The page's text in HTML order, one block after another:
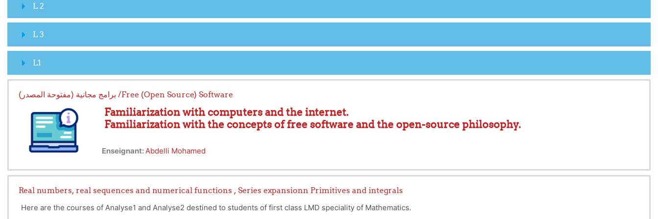
L 2
L 3
L1
برامج مجانية (مفتوحة المصدر) /Free (Open Source) Software
Familiarization with computers and the internet.
Familiarization with the concepts of free software and the open-source philosophy.
Familiarisation avec l’outil informatique et l’Internet.
Familiarisation avec les notions du logiciel libre et la philosophie de l'open source.
Enseignant:Abdelli Mohamed
Real numbers, real sequences and numerical functions , Series expansionn Primitives and integrals
Here are the courses of Analyse1 and Analyse2 destined to students of first class LMD speciality of Mathematics.